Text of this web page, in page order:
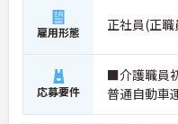
雇用形態 正社員(正職
応募要件
■介護職員
普通自動車